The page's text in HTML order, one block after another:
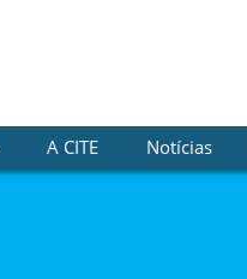
A CITE Notícias